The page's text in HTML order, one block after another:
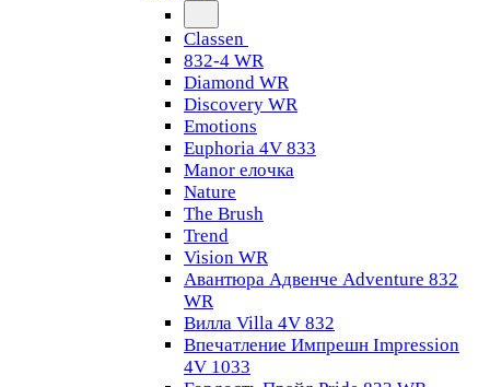
Classen
832-4 WR
Diamond WR
Discovery WR
Emotions
Euphoria 4V 833
Manor елочка
Nature
The Brush
Trend
Vision WR
Авантюра Адвенче Adventure 832
WR
Вилла Villa 4V 832
Впечатление Импрешн Impression
4V 1033